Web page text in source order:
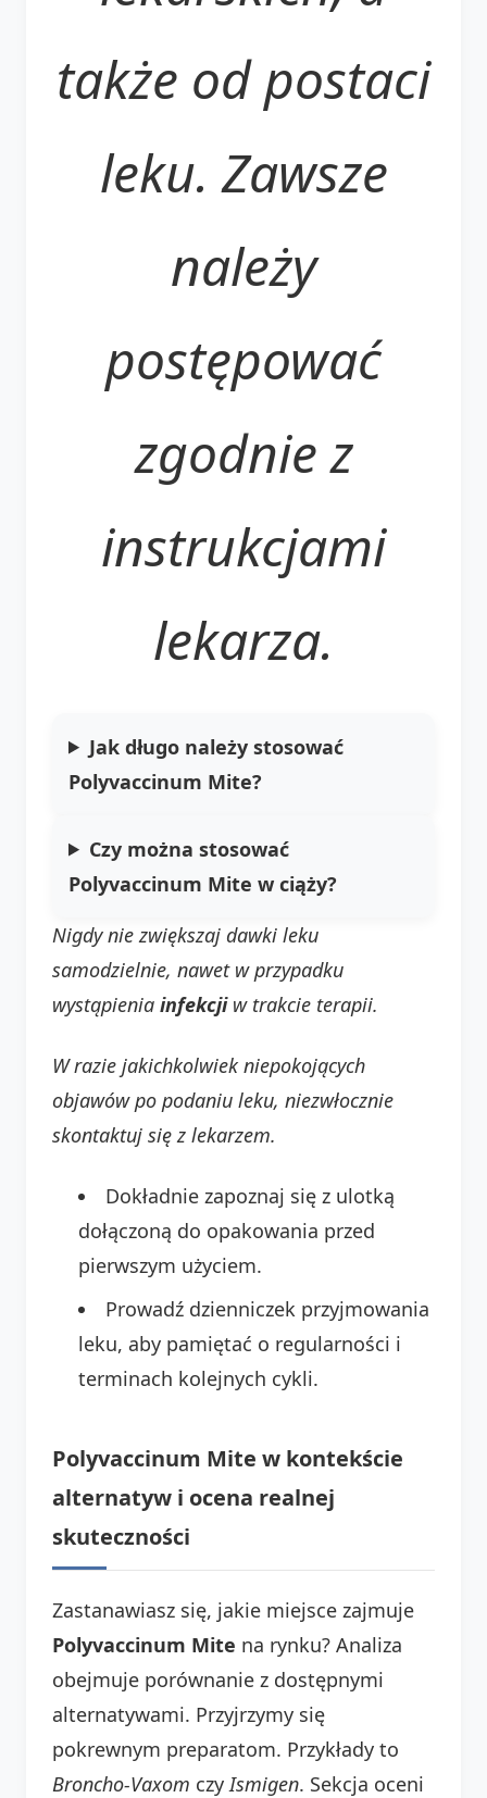
także od postaci
leku. Zawsze
należy
postępować
zgodnie z
instrukcjami
lekarza.
Jak długo należy stosować
Polyvaccinum Mite?
Czy można stosować
Polyvaccinum Mite w ciąży?
Nigdy nie zwiększaj dawki leku
samodzielnie, nawet w przypadku
wystąpienia infekcjiw trakcie terapii.
W razie jakichkolwiek niepokojących
objawów po podaniu leku, niezwłocznie
skontaktuj się z lekarzem.
Dokładnie zapoznaj się z ulotką
dołączoną do opakowania przed
pierwszym użyciem.
Prowadź dzienniczek przyjmowania
leku, aby pamiętać o regularności i
terminach kolejnych cykli.
Polyvaccinum Mite w kontekście
alternatyw i ocena realnej
skuteczności
Zastanawiasz się, jakie miejsce zajmuje
Polyvaccinum Mite na rynku? Analiza
obejmuje porównanie z dostępnymi
alternatywami. Przyjrzymy się
pokrewnym preparatom. Przykłady to
Broncho-Vaxom czy Ismigen. Sekcja oceni